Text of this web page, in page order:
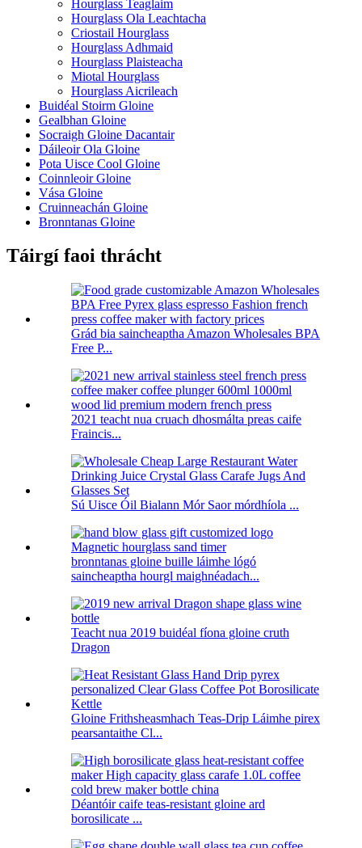
Hourglass Teaglaim
Hourglass Ola Leachtacha
Criostail Hourglass
Hourglass Adhmaid
Hourglass Plaisteacha
Miotal Hourglass
Hourglass Aicrileach
Buidéal Stoirm Gloine
Gealbhan Gloine
Socraigh Gloine Dacantair
Dáileoir Ola Gloine
Pota Uisce Cool Gloine
Coinnleoir Gloine
Vása Gloine
Cruinneachán Gloine
Bronntanas Gloine
Táirgí faoi thrácht
Grád bia saincheaptha Amazon Wholesales BPA
Free P...
2021 teacht nua cruach dhosmálta preas caife
Fraincis...
Sú Uisce Óil Bialann Mór Saor mórdhíola ...
bronntanas gloine buille láimhe lógó
saincheaptha hourgl maighnéadach...
Teacht nua 2019 buidéal fíona gloine cruth
Dragon
Gloine Frithsheasmhach Teas-Drip Láimhe pirex
pearsantaithe Cl...
Déantóir caife teas-resistant gloine ard
borosilicate ...